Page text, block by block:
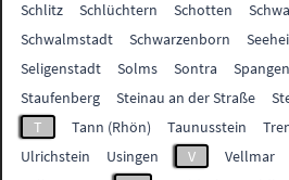
Schlitz
Schlüchtern Schotten
Schwalmstadt
Schwarzenborn
Seligenstadt
Solms Sontra
Staufenberg
Steinau an der Straße
T
Tann (Rhön) Taunusstein
Ulrichstein
Usingen V Vellmar